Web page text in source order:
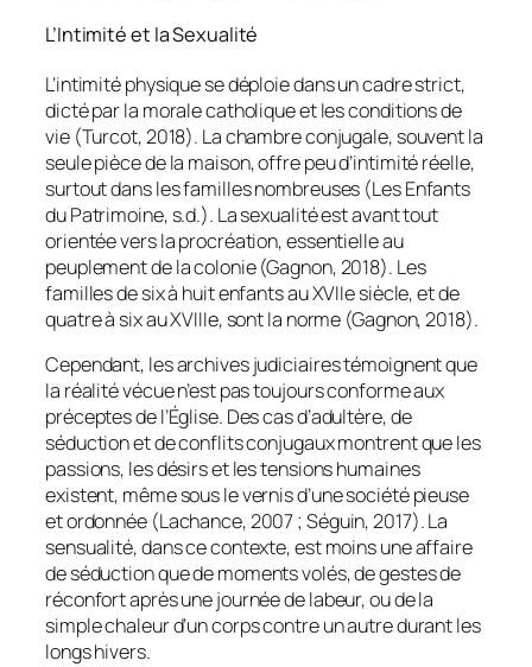
L’Intimité et la Sexualité
L’intimité physique se déploie dans un cadre strict,
dicté par la morale catholique et les conditions de
vie (Turcot, 2018). La chambre conjugale, souvent la
seule pièce de la maison, offre peu d’intimité réelle,
surtout dans les familles nombreuses (Les Enfants
du Patrimoine, s.d.). La sexualité est avant tout
orientée vers la procréation, essentielle au
peuplement de la colonie (Gagnon, 2018). Les
familles de six à huit enfants au XVIIe siècle, et de
quatre à six au XVIIIe, sont la norme (Gagnon, 2018).
Cependant, les archives judiciaires témoignent que
la réalité vécue n’est pas toujours conforme aux
préceptes de l’Église. Des cas d’adultère, de
séduction et de conflits conjugaux montrent que les
passions, les désirs et les tensions humaines
existent, même sous le vernis d’une société pieuse
et ordonnée (Lachance, 2007 ; Séguin, 2017). La
sensualité, dans ce contexte, est moins une affaire
de séduction que de moments volés, de gestes de
réconfort après une journée de labeur, ou de la
simple chaleur d’un corps contre un autre durant les
longs hivers.